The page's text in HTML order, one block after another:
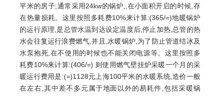
平米的房子,通常采用24kw的锅炉,,在小面积开启的时候,存
在热量损耗。这里按照多耗费10%来计算:(365/=)地暖锅炉
的运行原理,是总管水温到达设定温度后,停止加热,总管的热
水会往复运行浪费燃气,并且,水暖锅炉,为了防止管道结冰及
水泵抱死,在不使用的时候也不能关闭电源等。这里按照多
耗费10%来计算:(406/=) 则使用燃气壁挂炉采暖一个月的采
暖运行费用是:(=)1128元上海100平米的水暖系统,造价一般
在左右,其中差不多元属于地面以外的易耗件,包括采暖锅